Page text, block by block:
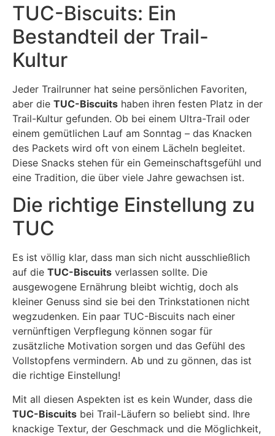
TUC-Biscuits: Ein
Bestandteil der Trail-
Kultur
Jeder Trailrunner hat seine persönlichen Favoriten,
aber die TUC-Biscuits haben ihren festen Platz in der
Trail-Kultur gefunden. Ob bei einem Ultra-Trail oder
einem gemütlichen Lauf am Sonntag – das Knacken
des Packets wird oft von einem Lächeln begleitet.
Diese Snacks stehen für ein Gemeinschaftsgefühl und
eine Tradition, die über viele Jahre gewachsen ist.
Die richtige Einstellung zu
TUC
Es ist völlig klar, dass man sich nicht ausschließlich
auf die TUC-Biscuits verlassen sollte. Die
ausgewogene Ernährung bleibt wichtig, doch als
kleiner Genuss sind sie bei den Trinkstationen nicht
wegzudenken. Ein paar TUC-Biscuits nach einer
vernünftigen Verpflegung können sogar für
zusätzliche Motivation sorgen und das Gefühl des
Vollstopfens vermindern. Ab und zu gönnen, das ist
die richtige Einstellung!
Mit all diesen Aspekten ist es kein Wunder, dass die
TUC-Biscuits bei Trail-Läufern so beliebt sind. Ihre
knackige Textur, der Geschmack und die Möglichkeit,